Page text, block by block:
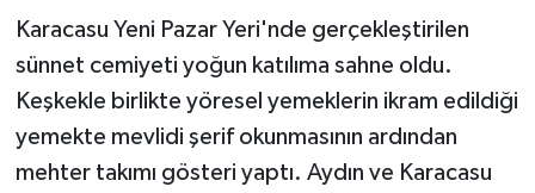
Karacasu Yeni Pazar Yeri'nde gerçekleştirilen
sünnet cemiyeti yoğun katılıma sahne oldu.
Keşkekle birlikte yöresel yemeklerin ikram edildiği
yemekte mevlidi şerif okunmasının ardından
mehter takımı gösteri yaptı. Aydın ve Karacasu